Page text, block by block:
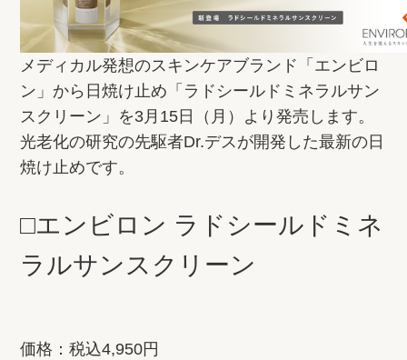
メディカル発想のスキンケアブランド「エンビロ
ン」から日焼け止め「ラドシールドミネラルサン
スクリーン」を3月15日（月）より発売します。
光老化の研究の先駆者Dr.デスが開発した最新の日
焼け止めです。
□エンビロン ラドシールドミネ
ラルサンスクリーン
価格：税込4,950円